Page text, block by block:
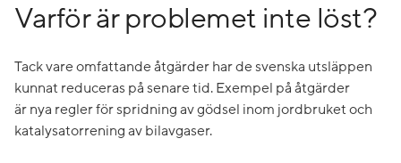
Varför är problemet inte löst?
Tack vare omfattande åtgärder har de svenska utsläppen
kunnat reduceras på senare tid. Exempel på åtgärder
är nya regler för spridning av gödsel inom jordbruket och
katalysatorrening av bilavgaser.